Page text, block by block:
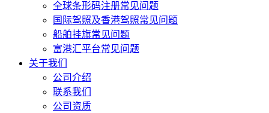
全球条形码注册常见问题
国际驾照及香港驾照常见问题
船舶挂旗常见问题
富港汇平台常见问题
关于我们
公司介绍
联系我们
公司资质